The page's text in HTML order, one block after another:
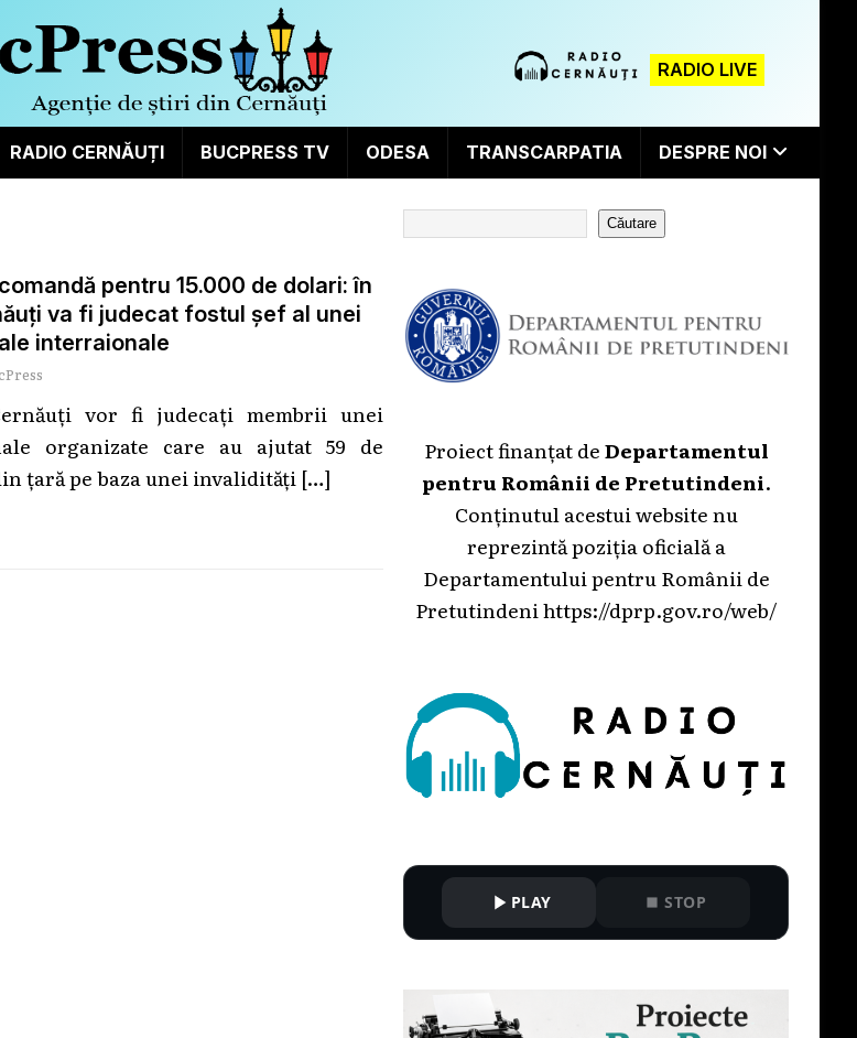
RADIO LIVE
RADIO CERNĂUȚI BUCPRESS TV ODESA TRANSCARPATIA DESPRE NOI
pentru 15.000 de dolari: în
va fi judecat fostul șef al unei
interraionale
vor fi judecați membrii unei
organizate care au ajutat 59 de
țară pe baza unei invalidități […]
Căutare
Proiect finanțat deDepartamentul
pentru Românii de Pretutindeni.
Conținutul acestui website nu
reprezintă poziția oficială a
Departamentului pentru Românii de
Pretutindenihttps://dprp.gov.ro/web/
PLAY STOP